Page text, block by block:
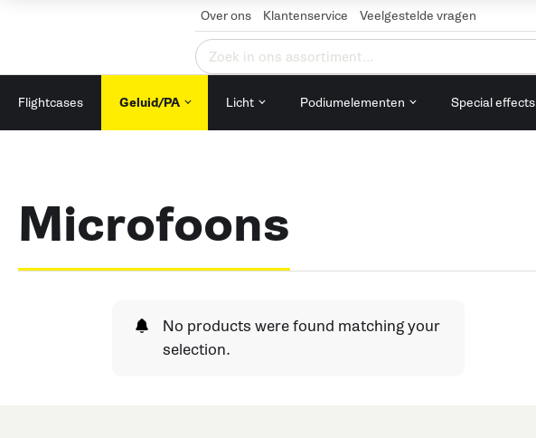
Over ons Klantenservice Veelgestelde vragen
Zoeken
naar:
Flightcases Geluid/PA Licht Podiumelementen Special effects
Microfoons
No products were found matching your
selection.